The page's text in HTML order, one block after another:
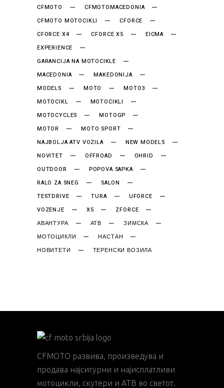
CFMOTO
CFMOTOMACEDONIA
CFMOTO MOTOCIKLI
CFORCE
CFORCE X4
CFORCE X5
EICMA
EXPERIENCE
GARANCIJA NA MOTOCIKLE
MACEDONIA
MAKEDONIJA
MODELS
MOTO
MOTO3
MOTOCIKL
MOTOCIKLI
MOTOCYCLES
MOTOGP
MOTOR
MOTO SPORT
NAJBOLJA ATV VOZILA
NEW MODELS
NOVITET
OFFROAD
OHRID
OUTDOOR
POPOVA SAPKA
RALO ZA SNEG
SALON
TESTDRIVE
TURA
UFORCE
VOZENJE
X5
ZFORCE
АВАНТУРА
АТВ
ЗИМСКА
МОТОЦИКЛИ
НАСТАН
НОВИТЕТИ
ТЕРЕНСКИ ВОЗИЛА
CFMOTO развива, произведува и
продава најсигурни и најисплатливи
мотоцикли, скутери и АТВ во светот.